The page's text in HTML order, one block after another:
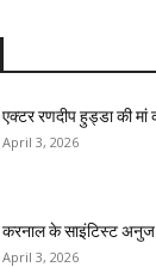
एक्टर रणदीप हुड्डा की मां
April 3, 2026
करनाल के साइंटिस्ट अनुज
April 3, 2026